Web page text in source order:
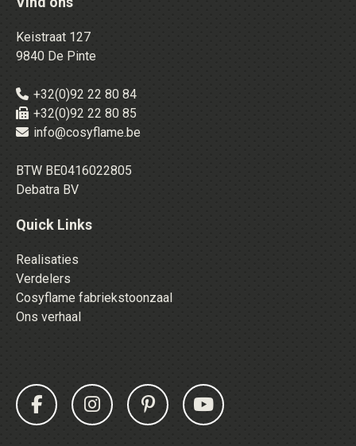
Keistraat 127
9840 De Pinte
+32(0)92 22 80 84
+32(0)92 22 80 85
info@cosyflame.be
BTW BE0416022805
Debatra BV
Quick Links
Realisaties
Verdelers
Cosyflame fabriekstoonzaal
Ons verhaal